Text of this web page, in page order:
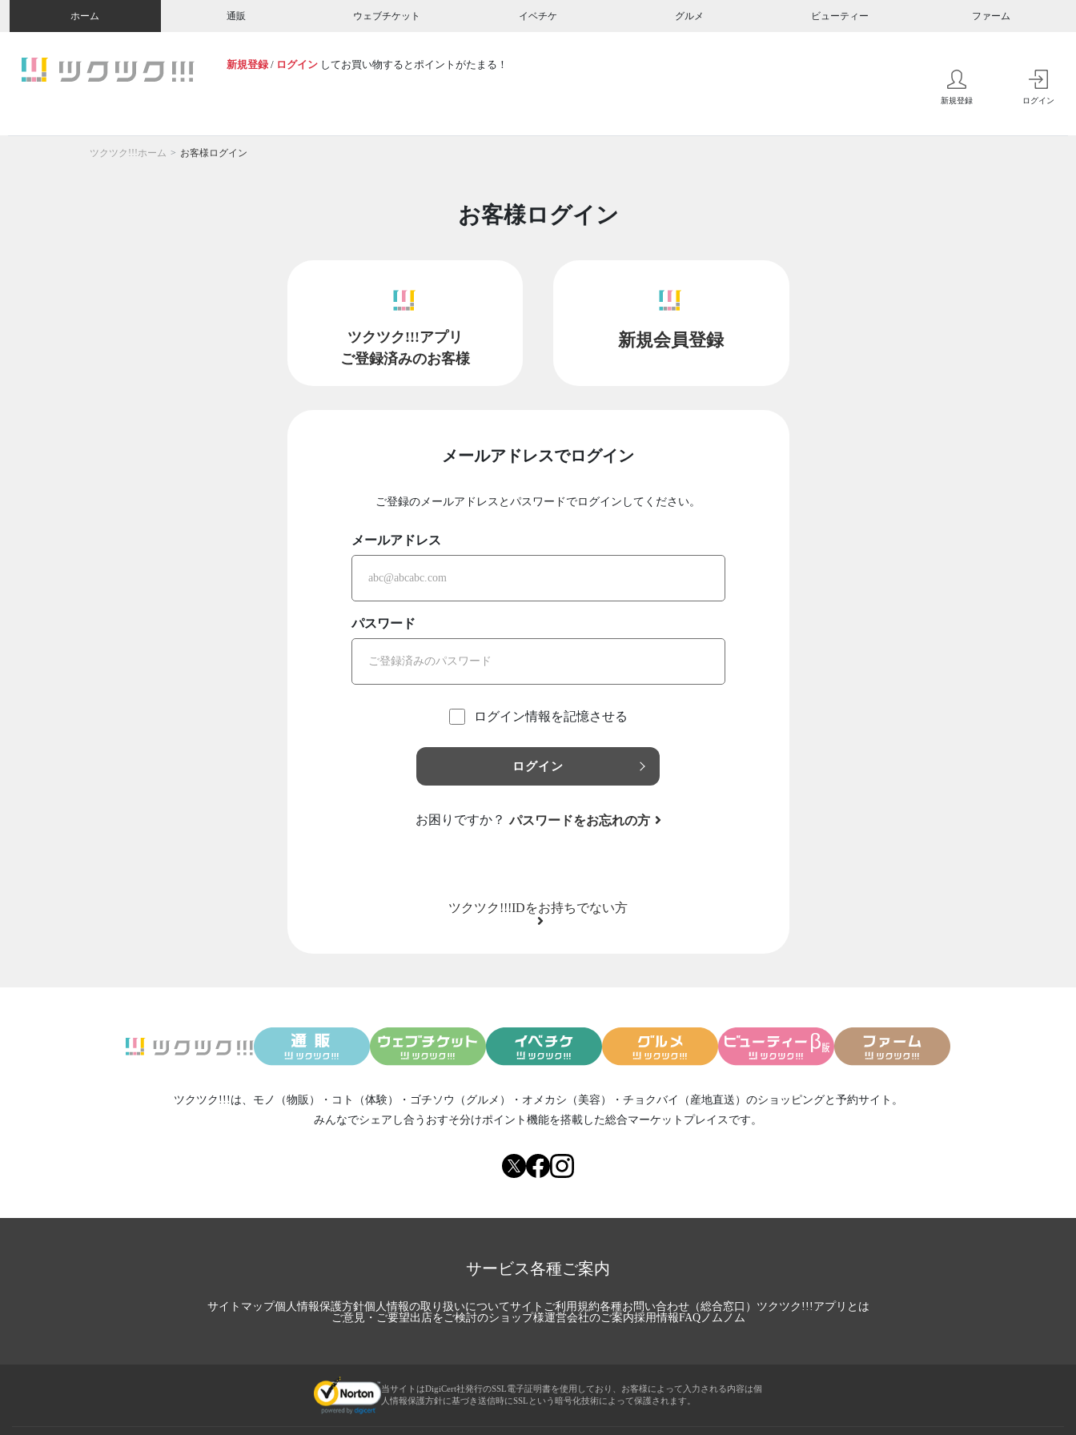
ホーム 通販 ウェブチケット イベチケ グルメ ビューティー ファーム
新規登録 / ログイン してお買い物するとポイントがたまる！
新規登録 ログイン
ツクツク!!!ホーム お客様ログイン
お客様ログイン
ツクツク!!!アプリ
ご登録済みのお客様
新規会員登録
メールアドレスでログイン
ご登録のメールアドレスとパスワードでログインしてください。
メールアドレス
パスワード
ログイン情報を記憶させる
ログイン
お困りですか？ パスワードをお忘れの方
ツクツク!!!IDをお持ちでない方
ツクツク!!!は、 モノ（物販） ・ コト（体験） ・ ゴチソウ（グルメ） ・ オメカシ（美容） ・ チョクバイ（産地直送） のショッピングと予約サイト。
みんなでシェアし合う おすそ分けポイント機能を搭載した総合マーケットプレイスです。
サービス各種ご案内
サイトマップ個人情報保護方針個人情報の取り扱いについてサイトご利用規約各種お問い合わせ（総合窓口） ツクツク!!!アプリとは
ご意見・ご要望出店をご検討のショップ様運営会社のご案内採用情報FAQノムノム
当サイトはDigiCert社発行のSSL電子証明書を使用しており、お客様によって入力される内容は個
人情報保護方針に基づき送信時にSSLという暗号化技術によって保護されます。